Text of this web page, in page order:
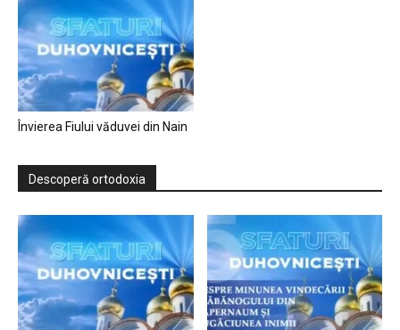
Învierea Fiului văduvei din Nain
Descoperă ortodoxia